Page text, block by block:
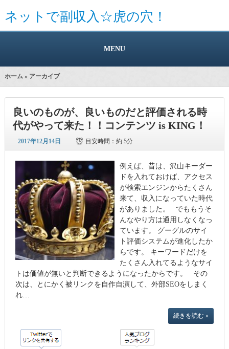
ネットで副収入☆虎の穴！
MENU
ホーム» アーカイブ
良いのものが、良いものだと評価される時
代がやって来た！！コンテンツ is KING！
2017年12月14日 目安時間：約 5分
例えば、昔は、沢山キーダー
ドを入れておけば、アクセス
が検索エンジンからたくさん
来て、収入になっていた時代
がありました。 でももうそ
んなやり方は通用しなくなっ
ています。 グーグルのサイ
ト評価システムが進化したか
らです。 キーワードだけを
たくさん入れてるようなサイ
トは価値が無いと判断できるようになったからです。 その
次は、とにかく被リンクを自作自演して、外部SEOをしまく
れ…
続きを読む »